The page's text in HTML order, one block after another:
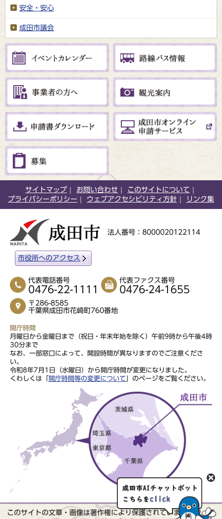
安全・安心
成田市議会
サイトマップ お問い合わせ
このサイトについて
プライバシーポリシー
ウェブアクセシビリティ方針 リンク集
法人番号：8000020122114
市役所へのアクセス
代表電話番号
0476-22-1111
代表ファクス番号
0476-24-1655
〒286-8585
千葉県成田市花崎町760番地
開庁時間
月曜日から金曜日まで（祝日・年末年始を除く）午前9時から午後4時
30分まで
なお、一部窓口によって、開設時間が異なりますのでご注意くださ
い。
令和8年7月1日（水曜日）から開庁時間が変更になりました。
くわしくは「
開庁時間等の変更について 」のページをご覧ください。
このサイトの文章・画像は著作権により保護されていますので、無